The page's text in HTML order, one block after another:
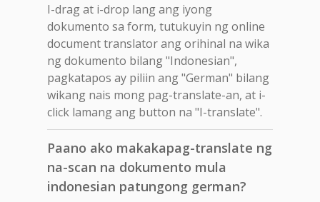
I-drag at i-drop lang ang iyong
dokumento sa form, tutukuyin ng online
document translator ang orihinal na wika
ng dokumento bilang "Indonesian",
pagkatapos ay piliin ang "German" bilang
wikang nais mong pag-translate-an, at i-
click lamang ang button na "I-translate".
Paano ako makakapag-translate ng
na-scan na dokumento mula
indonesian patungong german?